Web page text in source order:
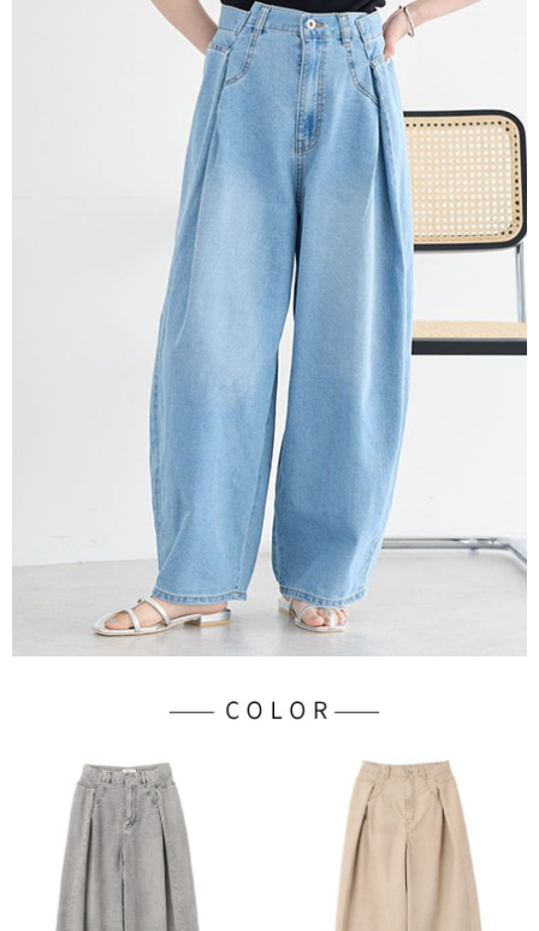
1.分期款項不併入電信帳單，「大哥付你分期」於每月結算日後寄送繳費提
2.透過簡訊連結打開帳單後，可選擇「超商條碼／台灣大直營門市／銀行轉
帳／街口支付／iPASS MONEY」等通路繳費。
1.本服務係由「台灣大哥大股份有限公司」（以下簡稱本公司）所提供，讓
用戶於交易時，得透過本服務購買商品或服務，並由商店將買賣／分期付款
買賣價金債權讓與本公司後，依約使用本公司帳單繳交帳款。
2.基於同意付款使用「大哥付你分期」之契約關係目的，商店將以您的個人
資料（包含姓名、電話或地址）提供予台灣大哥大進項蒐集、處理及利用，
由本公司與您本人進行分期帳單所需資料之確認、核對及更正。
3.完整用戶服務條款，請詳閱以下連結： https://oppay.tw/userRule
３．安心：先確認商品／服務後，再付款。
【「AFTEE先享後付」結帳流程】
１．於結帳方式選擇「AFTEE先享後付」後，將跳轉至「AFTEE先享後付」
結帳頁面，進行簡訊認證並確認金額後，即可完成結帳。
２．訂單成立數日內，您將收到繳費通知簡訊。
３．收到繳費通知簡訊後14天內，點擊此簡訊中的連結，可透過四大超商／
ATM／網路銀行／等多元方式進行付款，方視為交易完成。
※ 請注意：結帳手續完成當下不需立刻繳費，但若您需要取消訂單，請聯絡
購買商品的店家。未經商家同意取消之訂單仍視為有效，需透過AFTEE先享
※ 交易是否成功請以「AFTEE先享後付 」之結帳頁面顯示為準，若有關於
是否繳費成功／繳費後需取消欲退款等相關疑問，請聯繫「AFTEE先享後付
https://netprotections.freshdesk.com/support/home
１．透過由恩沛科技股份有限公司提供之「AFTEE先享後付」服務完成之交
易，需依本服務之必要範圍內提供個人資料，並將交易相關給付款項請求債
權轉讓予恩沛科技股份有限公司。
２．關於個人資料處理事宜，請瀏覽以下網址：
https://aftee.tw/terms/#terms3
３．未成年的使用者請事先徵得法定代理人或監護人之同意方可使用
「AFTEE先享後付」，若未經同意申辦者引起之損失，本公司不負相關責
４．使用「AFTEE先享後付」時，將依據個別帳號之用戶狀況，依本公司即
時審查核予不同之上限額度；若仍有額度不足之情形，本公司將視審查結果
請求用戶進行身份認證。
５．嚴禁一人註冊多個帳號或使用他人資訊註冊。若發現惡意使用之情形，
恩沛科技股份有限公司將有權停止該用戶之使用額度並採取法律行動。
每筆NT$60，滿NT$388(含以上)免運費
每筆NT$60，滿NT$388(含以上)免運費
每筆NT$60，滿NT$888(含以上)免運費
每筆NT$60，滿NT$888(含以上)免運費
每筆NT$60，滿NT$888(含以上)免運費
每筆NT$60，滿NT$888(含以上)免運費
每筆NT$90，滿NT$888(含以上)免運費